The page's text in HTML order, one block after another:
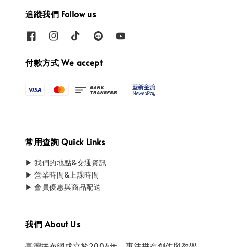
追蹤我們 Follow us
付款方式 We accept
常用查詢 Quick Links
▶ 我們的地點&交通資訊
▶ 營業時間&上課時間
▶ 會員優惠與商品配送
我們 About Us